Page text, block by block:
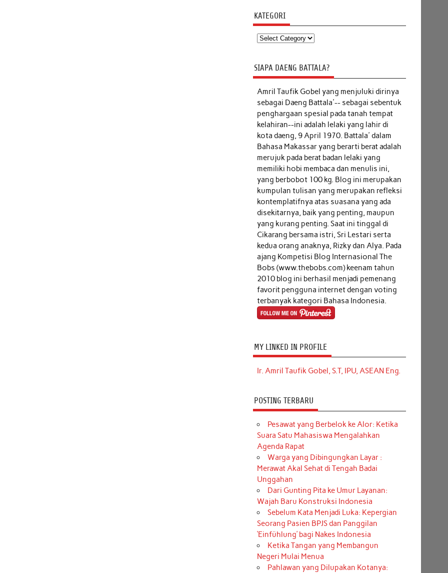
KATEGORI
Kategori
SIAPA DAENG BATTALA?
Amril Taufik Gobel yang menjuluki dirinya
sebagai Daeng Battala'-- sebagai sebentuk
penghargaan spesial pada tanah tempat
kelahiran--ini adalah lelaki yang lahir di
kota daeng, 9 April 1970. Battala' dalam
Bahasa Makassar yang berarti berat adalah
merujuk pada berat badan lelaki yang
memiliki hobi membaca dan menulis ini,
yang berbobot 100 kg. Blog ini merupakan
kumpulan tulisan yang merupakan refleksi
kontemplatifnya atas suasana yang ada
disekitarnya, baik yang penting, maupun
yang kurang penting. Saat ini tinggal di
Cikarang bersama istri, Sri Lestari serta
kedua orang anaknya, Rizky dan Alya. Pada
ajang Kompetisi Blog Internasional The
Bobs (www.thebobs.com) keenam tahun
2010 blog ini berhasil menjadi pemenang
favorit pengguna internet dengan voting
terbanyak kategori Bahasa Indonesia.
MY LINKED IN PROFILE
Ir. Amril Taufik Gobel, S.T, IPU, ASEAN Eng.
POSTING TERBARU
Pesawat yang Berbelok ke Alor: Ketika
Suara Satu Mahasiswa Mengalahkan
Agenda Rapat
Warga yang Dibingungkan Layar :
Merawat Akal Sehat di Tengah Badai
Unggahan
Dari Gunting Pita ke Umur Layanan:
Wajah Baru Konstruksi Indonesia
Sebelum Kata Menjadi Luka: Kepergian
Seorang Pasien BPJS dan Panggilan
‘Einfühlung’ bagi Nakes Indonesia
Ketika Tangan yang Membangun
Negeri Mulai Menua
Pahlawan yang Dilupakan Kotanya: